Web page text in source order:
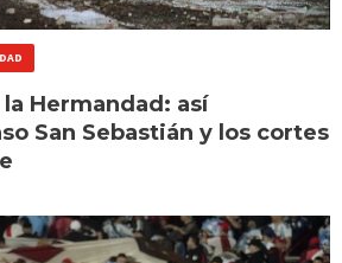
Hermandad: así
San Sebastián y los cortes